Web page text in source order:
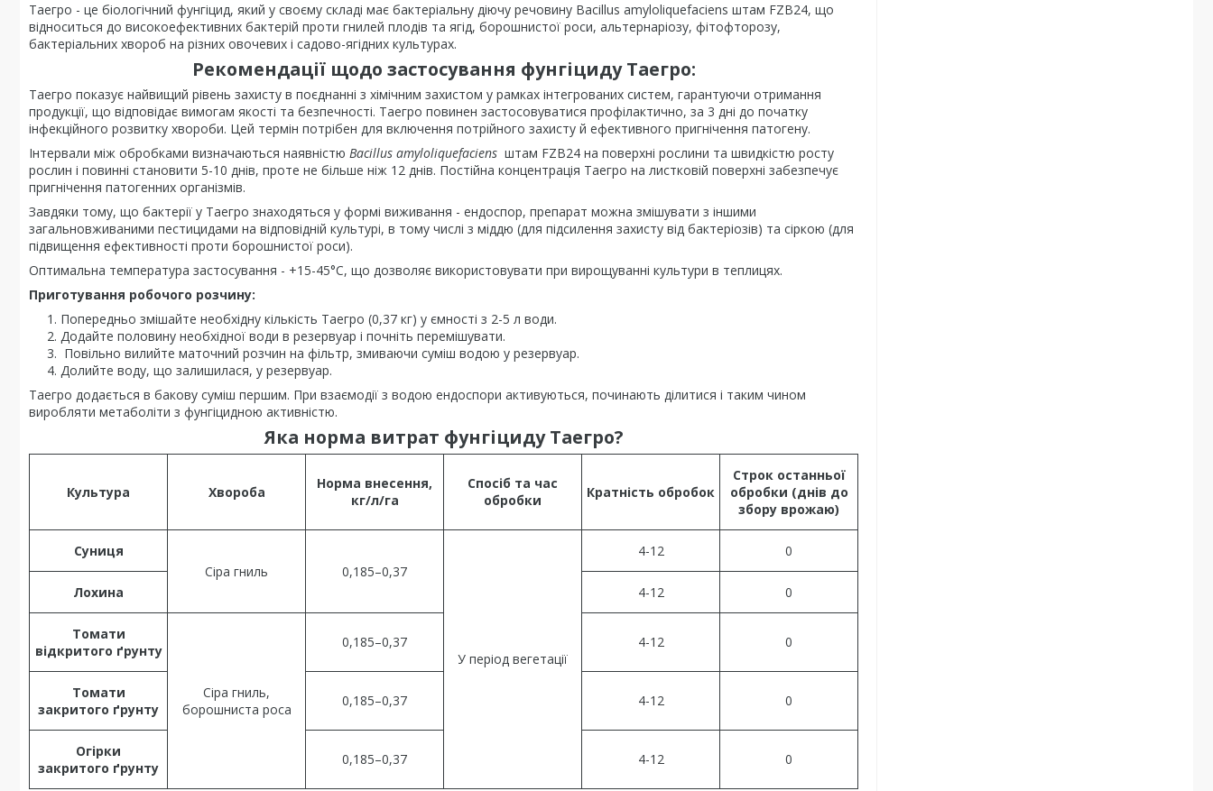
Таегро - це біологічний фунгіцид, який у своєму складі має бактеріальну діючу речовину Bacillus amyloliquefaciens штам FZB24, що
відноситься до високоефективних бактерій проти гнилей плодів та ягід, борошнистої роси, альтернаріозу, фітофторозу,
бактеріальних хвороб на різних овочевих і садово-ягідних культурах.
Рекомендації щодо застосування фунгіциду Таегро:
Таегро показує найвищий рівень захисту в поєднанні з хімічним захистом у рамках інтегрованих систем, гарантуючи отримання
продукції, що відповідає вимогам якості та безпечності. Таегро повинен застосовуватися профілактично, за 3 дні до початку
інфекційного розвитку хвороби. Цей термін потрібен для включення потрійного захисту й ефективного пригнічення патогену.
Інтервали між обробками визначаються наявністю Bacillus amyloliquefaciens штам FZB24 на поверхні рослини та швидкістю росту
рослин і повинні становити 5-10 днів, проте не більше ніж 12 днів. Постійна концентрація Таегро на листковій поверхні забезпечує
пригнічення патогенних організмів.
Завдяки тому, що бактерії у Таегро знаходяться у формі виживання - ендоспор, препарат можна змішувати з іншими
загальновживаними пестицидами на відповідній культурі, в тому числі з міддю (для підсилення захисту від бактеріозів) та сіркою (для
підвищення ефективності проти борошнистої роси).
Оптимальна температура застосування - +15-45°С, що дозволяє використовувати при вирощуванні культури в теплицях.
Приготування робочого розчину:
Попередньо змішайте необхідну кількість Таегро (0,37 кг) у ємності з 2-5 л води.
Додайте половину необхідної води в резервуар і почніть перемішувати.
Повільно вилийте маточний розчин на фільтр, змиваючи суміш водою у резервуар.
Долийте воду, що залишилася, у резервуар.
Таегро додається в бакову суміш першим. При взаємодії з водою ендоспори активуються, починають ділитися і таким чином
виробляти метаболіти з фунгіцидною активністю.
Яка норма витрат фунгіциду Таегро?
Культура Хвороба
Норма внесення,
кг/л/га
Спосіб та час
обробки
Кратність обробок
Строк останньої
обробки (днів до
збору врожаю)
Суниця
Сіра гниль
0,185–0,37
У період вегетації
4-12 0
Лохина 4-12 0
Томати
відкритого ґрунту
Сіра гниль,
борошниста роса
0,185–0,37 4-12 0
Томати
закритого ґрунту
0,185–0,37 4-12 0
Огірки
закритого ґрунту
0,185–0,37 4-12 0